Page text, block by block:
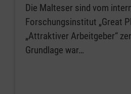
Die Malteser sind vom
Forschungsinstitut „Great
„Attraktiver Arbeitgeber“
Grundlage war…